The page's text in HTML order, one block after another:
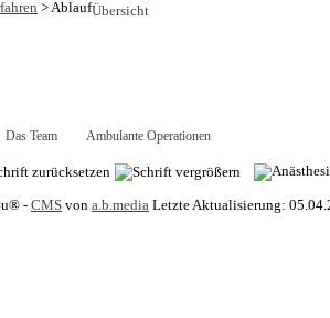
>AblaufÜbersicht
Das Team Ambulante Operationen
- CMS von a.b.media Letzte Aktualisierung: